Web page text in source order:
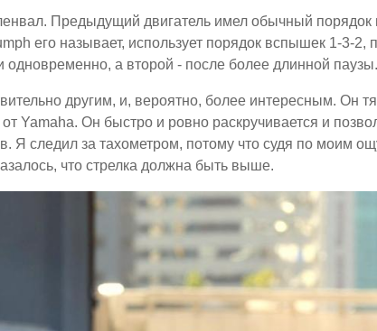
Предыдущий двигатель имел обычный
его называет, использует порядок вспышек 1-3-2,
одновременно, а второй - после более длинной паузы.
другим, и, вероятно, более интересным. Он
Yamaha. Он быстро и ровно раскручивается и
Я следил за тахометром, потому что судя по моим
что стрелка должна быть выше.